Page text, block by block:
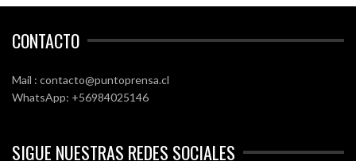
CONTACTO
Mail : contacto@puntoprensa.cl
WhatsApp: +56984025146
SIGUE NUESTRAS REDES SOCIALES